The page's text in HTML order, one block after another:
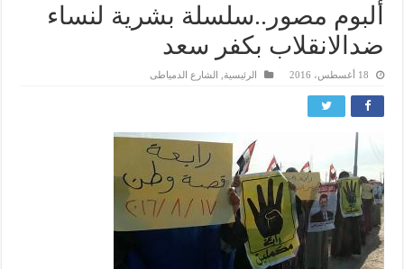
ألبوم مصور..سلسلة بشرية لنساء
ضدالانقلاب بكفر سعد
18 أغسطس، 2016 الرئيسية الشارع الدمياطى